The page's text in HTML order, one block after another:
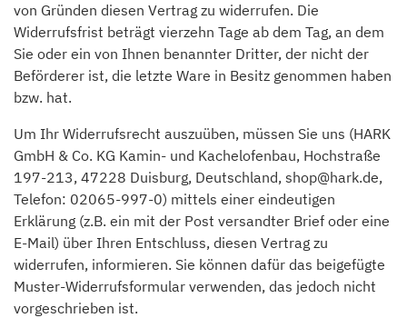
von Gründen diesen Vertrag zu widerrufen. Die
Widerrufsfrist beträgt vierzehn Tage ab dem Tag, an dem
Sie oder ein von Ihnen benannter Dritter, der nicht der
Beförderer ist, die letzte Ware in Besitz genommen haben
bzw. hat.
Um Ihr Widerrufsrecht auszuüben, müssen Sie uns (HARK
GmbH & Co. KG Kamin- und Kachelofenbau, Hochstraße
197-213, 47228 Duisburg, Deutschland, shop@hark.de,
Telefon: 02065-997-0) mittels einer eindeutigen
Erklärung (z.B. ein mit der Post versandter Brief oder eine
E-Mail) über Ihren Entschluss, diesen Vertrag zu
widerrufen, informieren. Sie können dafür das beigefügte
Muster-Widerrufsformular verwenden, das jedoch nicht
vorgeschrieben ist.